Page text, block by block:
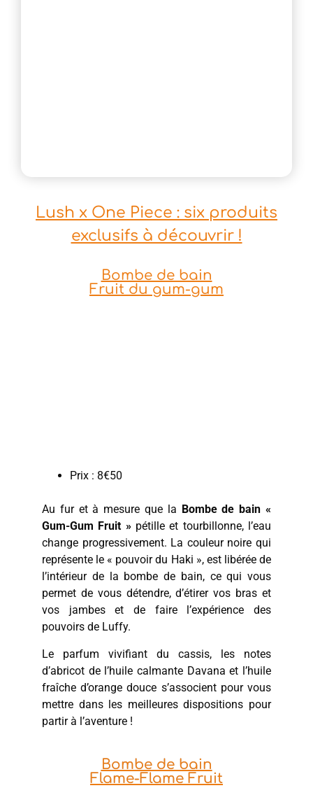
Lush x One Piece : six produits
exclusifs à découvrir !
Bombe de bain
Fruit du gum-gum
Prix : 8€50
Au fur et à mesure que la Bombe de bain «
Gum-Gum Fruit »pétille et tourbillonne, l’eau
change progressivement. La couleur noire qui
représente le « pouvoir du Haki », est libérée de
l’intérieur de la bombe de bain, ce qui vous
permet de vous détendre, d’étirer vos bras et
vos jambes et de faire l’expérience des
pouvoirs de Luffy.
Le parfum vivifiant du cassis, les notes
d’abricot de l’huile calmante Davana et l’huile
fraîche d’orange douce s’associent pour vous
mettre dans les meilleures dispositions pour
partir à l’aventure !
Bombe de bain
Flame-Flame Fruit